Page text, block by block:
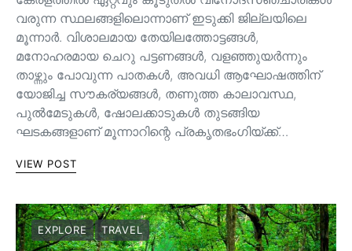
വരുന്ന സ്ഥലങ്ങളിലൊന്നാണ് ഇടുക്കി ജില്ലയിലെ
മൂന്നാർ. വിശാലമായ തേയിലത്തോട്ടങ്ങള്‍,
മനോഹരമായ ചെറു പട്ടണങ്ങള്‍, വളഞ്ഞുയര്‍ന്നും
താഴ്ന്നും പോവുന്ന പാതകള്‍, അവധി ആഘോഷത്തിന്
യോജിച്ച സൗകര്യങ്ങള്‍, തണുത്ത കാലാവസ്ഥ,
പുൽമേടുകൾ, ഷോലക്കാടുകൾ തുടങ്ങിയ
ഘടകങ്ങളാണ് മൂന്നാറിന്റെ പ്രകൃതഭംഗിയ്ക്ക്…
VIEW POST
EXPLORE TRAVEL